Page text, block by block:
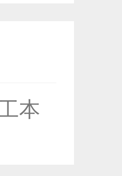
功备案！
功备案！
本